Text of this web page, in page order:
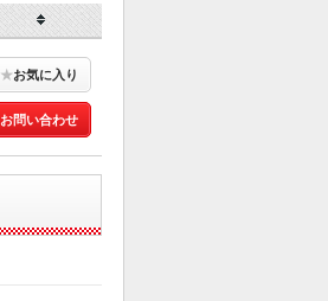
★お気に入り
お問い合わせ